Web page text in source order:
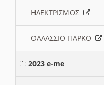
ΗΛΕΚΤΡΙΣΜΟΣ
ΘΑΛΑΣΣΙΟ ΠΑΡΚΟ
2023 e-me